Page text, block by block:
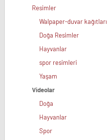
Resimler
Walpaper-duvar kağıtları
Doğa Resimler
Hayvanlar
spor resimleri
Yaşam
Videolar
Doğa
Hayvanlar
Spor